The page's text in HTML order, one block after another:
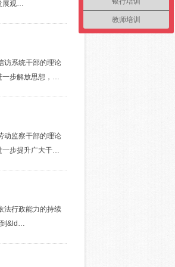
展观…
访系统干部的理论
一步解放思想，…
动监察干部的理论
一步提升广大干…
法行政能力的持续
到&ld…
教师培训